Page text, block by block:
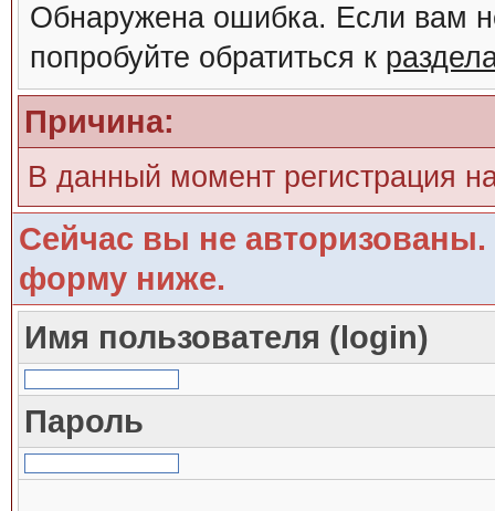
Обнаружена ошибка. Если вам
попробуйте обратиться к
Причина:
В данный момент регистрация
Сейчас вы не авторизованы.
форму ниже.
Имя пользователя (login)
Пароль